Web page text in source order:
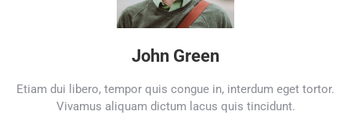
John Green
Etiam dui libero, tempor quis congue in, interdum eget tortor.
Vivamus aliquam dictum lacus quis tincidunt.